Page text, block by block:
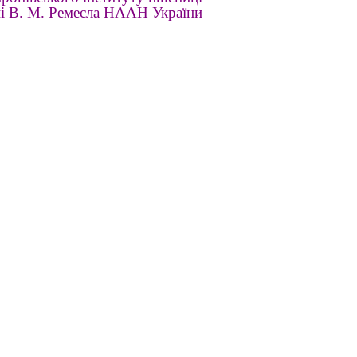
В. М. Ремесла НААН України